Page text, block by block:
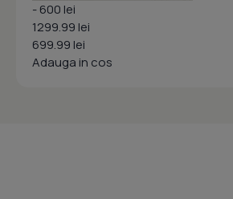
- 600 lei
1299.99 lei
699.99 lei
Adauga in cos